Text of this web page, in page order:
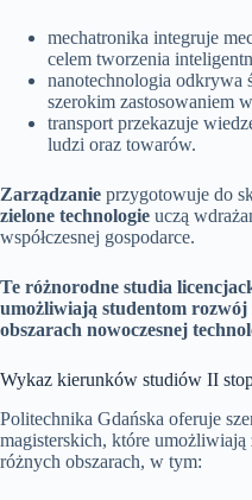
mechatronika integruje
celem tworzenia
nanotechnologia odkrywa
szerokim zastosowaniem
transport przekazuje
ludzi oraz towarów.
Zarządzanie przygotowuje do
zielone technologie uczą
współczesnej gospodarce.
Te różnorodne studia
umożliwiają studentom
obszarach nowoczesnej
Wykaz kierunków studiów II
Politechnika Gdańska oferuje
magisterskich, które
różnych obszarach, w tym: